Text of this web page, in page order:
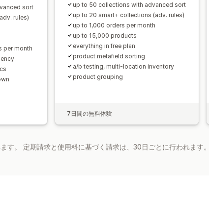
sort
rules)
per month
up to 50 collections with advanced sort
up to 20 smart+ collections (adv. rules)
up to 1,000 orders per month
up to 15,000 products
everything in free plan
product metafield sorting
a/b testing, multi-location inventory
product grouping
7日間の無料体験
す。 定期請求と使用料に基づく請求は、30日ごとに行われます。